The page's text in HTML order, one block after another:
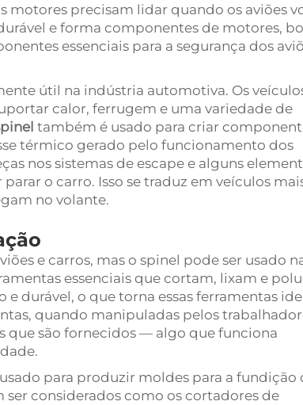
motores precisam lidar quando os aviões
e forma componentes de motores,
essenciais para a segurança dos
útil na indústria automotiva. Os
calor, ferrugem e uma variedade de
também é usado para criar
térmico gerado pelo funcionamento dos
nos sistemas de escape e alguns
o carro. Isso se traduz em veículos
no volante.
e carros, mas o spinel pode ser usado
essenciais que cortam, lixam e
durável, o que torna essas ferramentas
quando manipuladas pelos
são fornecidos — algo que funciona
para produzir moldes para a fundição
considerados como os cortadores de